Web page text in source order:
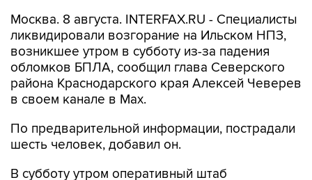
Москва. 8 августа. INTERFAX.RU - Специалисты
ликвидировали возгорание на Ильском НПЗ,
возникшее утром в субботу из-за падения
обломков БПЛА, сообщил глава Северского
района Краснодарского края Алексей Чеверев
в своем канале в Max.
По предварительной информации, пострадали
шесть человек, добавил он.
В субботу утром оперативный штаб